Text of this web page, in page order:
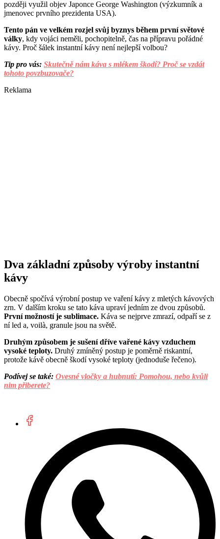
později využil objev Japonce George Washington (výzkumník a
jmenovec prvního prezidenta USA).
Tento pán ve velkém rozjel svůj byznys během první světové
války, kdy vojáci neměli, pochopitelně, čas na přípravu pořádné
kávy. Proč šálek instantní kávy není nejlepší volbou?
Tip pro vás: Skutečně nám káva s mlékem škodí? Proč se vzdát
tohoto povzbuzovače?
Reklama
Dva základní způsoby výroby instantní
kávy
Obecně spočívá výrobní postup ve vaření kávy z mletých kávových
zrn. V dalším kroku se tato káva upraví jedním ze dvou způsobů.
První možností je sublimace. Káva se nejprve zmrazí, odpaří se z
ní led a, voilà, granule jsou na světě.
Druhým způsobem je sušení dříve vařené kávy vzduchem
vysoké teploty. Druhý zmíněný postup je poměrně riskantní,
protože kávě obecně škodí vysoké teploty (jednoduše řečeno).
Podívej se také: Ovesné vločky a hubnutí: Pomohou, nebo kvůli
nim přiberete?